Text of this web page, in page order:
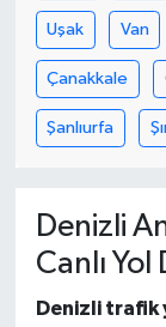
Uşak Van
Çanakkale
Şanlıurfa
Denizli
Canlı
Denizli trafik